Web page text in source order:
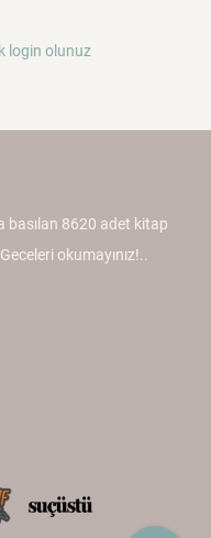
login olunuz
basılan 8620 adet kitap
okumayınız!..